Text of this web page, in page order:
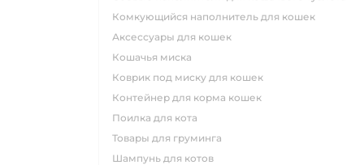
комкующийся наполнитель для кошек
аксессуары для кошек
кошачья миска
коврик под миску для кошек
контейнер для корма кошек
поилка для кота
товары для груминга
шампунь для котов